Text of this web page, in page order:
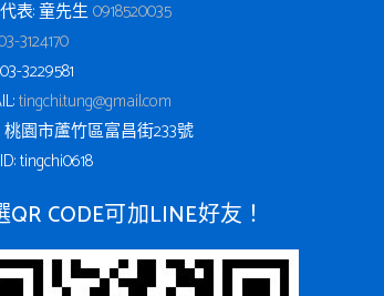
表: 童先生0918520035
3124170
3229581
tingchi.tung@gmail.com
桃園市蘆竹區富昌街233號
tingchi0618
QR CODE可加LINE好友！